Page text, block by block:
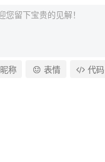
昵称 表情 代码